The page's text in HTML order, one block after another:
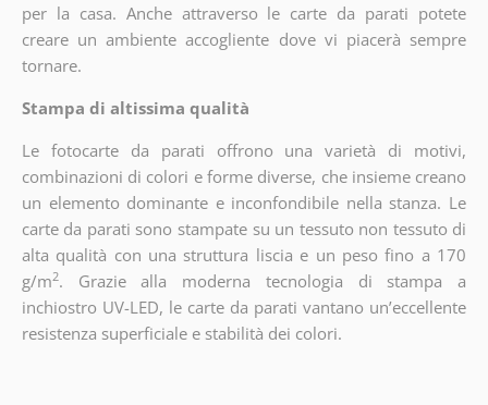
per la casa. Anche attraverso le carte da parati potete
creare un ambiente accogliente dove vi piacerà sempre
tornare.
Stampa di altissima qualità
Le fotocarte da parati offrono una varietà di motivi,
combinazioni di colori e forme diverse, che insieme creano
un elemento dominante e inconfondibile nella stanza. Le
carte da parati sono stampate su un tessuto non tessuto di
alta qualità con una struttura liscia e un peso fino a 170
g/m2. Grazie alla moderna tecnologia di stampa a
inchiostro UV-LED, le carte da parati vantano un’eccellente
resistenza superficiale e stabilità dei colori.